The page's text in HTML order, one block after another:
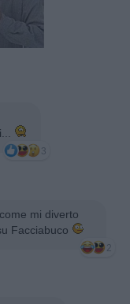
3
mi diverto
Facciabuco
2